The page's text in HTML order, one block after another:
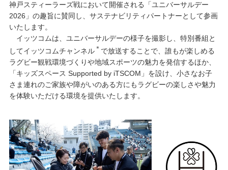
神戸スティーラーズ戦において開催される「ユニバーサルデー
2026」の趣旨に賛同し、サステナビリティパートナーとして参画
いたします。
イッツコムは、ユニバーサルデーの様子を撮影し、特別番組と
してイッツコムチャンネル ＊ で放送することで、誰もが楽しめる
ラグビー観戦環境づくりや地域スポーツの魅力を発信するほか、
「キッズスペース Supported by iTSCOM」を設け、小さなお子
さま連れのご家族や障がいのある方にもラグビーの楽しさや魅力
を体験いただける環境を提供いたします。